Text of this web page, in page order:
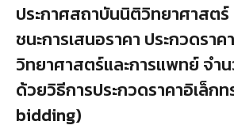
ประกาศสถาบันนิติวิทยาศาสตร์
ชนะการเสนอราคา ประกวดรา
วิทยาศาสตร์และการแพทย์ จำน
ด้วยวิธีการประกวดราคาอิเล็ก
bidding)